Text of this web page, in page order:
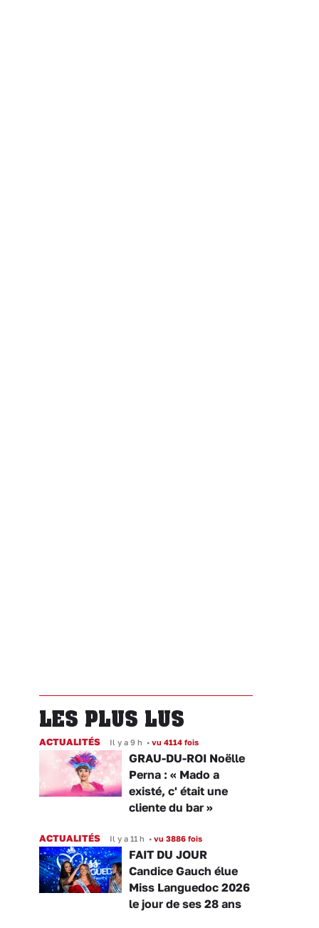
LES PLUS LUS
ACTUALITÉS Il y a 9 h • vu 4114 fois
GRAU-DU-ROI Noëlle
Perna : « Mado a
existé, c' était une
cliente du bar »
ACTUALITÉS Il y a 11 h • vu 3886 fois
FAIT DU JOUR
Candice Gauch élue
Miss Languedoc 2026
le jour de ses 28 ans